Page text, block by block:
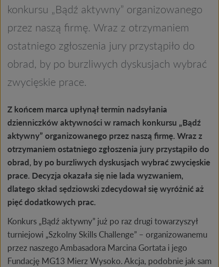
konkursu „Bądź aktywny” organizowanego
przez naszą firmę. Wraz z otrzymaniem
ostatniego zgłoszenia jury przystąpiło do
obrad, by po burzliwych dyskusjach wybrać
zwycięskie prace.
Z końcem marca upłynął termin nadsyłania
dzienniczków aktywności w ramach konkursu „Bądź
aktywny” organizowanego przez naszą firmę. Wraz z
otrzymaniem ostatniego zgłoszenia jury przystąpiło do
obrad, by po burzliwych dyskusjach wybrać zwycięskie
prace. Decyzja okazała się nie lada wyzwaniem,
dlatego skład sędziowski zdecydował się wyróżnić aż
pięć dodatkowych prac.
Konkurs „Bądź aktywny” już po raz drugi towarzyszył
turniejowi „Szkolny Skills Challenge” – organizowanemu
przez naszego Ambasadora Marcina Gortata i jego
Fundację MG13 Mierz Wysoko. Akcja, podobnie jak sam